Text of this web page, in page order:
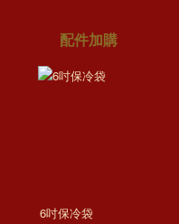
配件加購
6吋保冷袋